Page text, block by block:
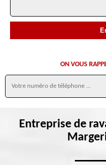
ON VOUS
Entreprise de